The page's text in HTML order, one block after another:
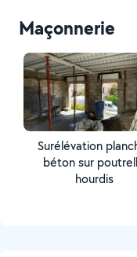
Maçonnerie
Surélévation
béton sur
hourdis